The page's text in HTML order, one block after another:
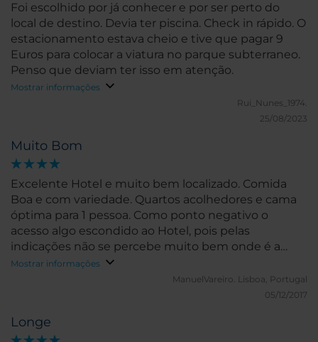
Foi escolhido por já conhecer e por ser perto do
local de destino. Devia ter piscina. Check in rápido. O
estacionamento estava cheio e tive que pagar 9
Euros para colocar a viatura no parque subterraneo.
Penso que deviam ter isso em atenção.
Mostrar informações
Rui_Nunes_1974.
25/08/2023
Muito Bom
Excelente Hotel e muito bem localizado. Comida
Boa e com variedade. Quartos acolhedores e cama
óptima para 1 pessoa. Como ponto negativo o
acesso algo escondido ao Hotel, pois pelas
indicações não se percebe muito bem onde é a
entrada principal.
Mostrar informações
ManuelVareiro. Lisboa, Portugal
05/12/2017
Longe